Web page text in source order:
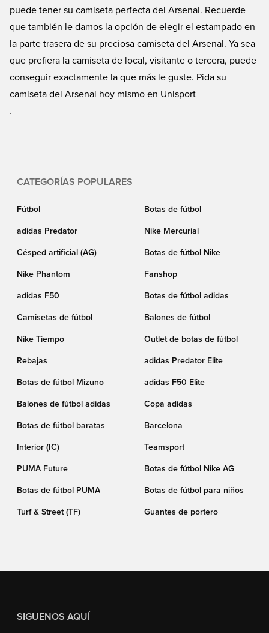
puede tener su camiseta perfecta del Arsenal. Recuerde
que también le damos la opción de elegir el estampado en
la parte trasera de su preciosa camiseta del Arsenal. Ya sea
que prefiera la camiseta de local, visitante o tercera, puede
conseguir exactamente la que más le guste. Pida su
camiseta del Arsenal hoy mismo en Unisport
.
CATEGORÍAS POPULARES
Fútbol Botas de fútbol
adidas Predator Nike Mercurial
Césped artificial (AG) Botas de fútbol Nike
Nike Phantom Fanshop
adidas F50 Botas de fútbol adidas
Camisetas de fútbol Balones de fútbol
Nike Tiempo Outlet de botas de fútbol
Rebajas adidas Predator Elite
Botas de fútbol Mizuno adidas F50 Elite
Balones de fútbol adidas Copa adidas
Botas de fútbol baratas Barcelona
Interior (IC) Teamsport
PUMA Future Botas de fútbol Nike AG
Botas de fútbol PUMA Botas de fútbol para niños
Turf & Street (TF) Guantes de portero
SIGUENOS AQUÍ